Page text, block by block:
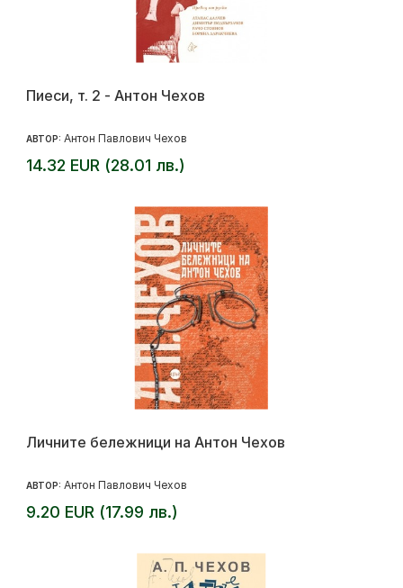
Пиеси, т. 2 - Антон Чехов
АВТОР: Антон Павлович Чехов
14.32 EUR (28.01 лв.)
Личните бележници на Антон Чехов
АВТОР: Антон Павлович Чехов
9.20 EUR (17.99 лв.)